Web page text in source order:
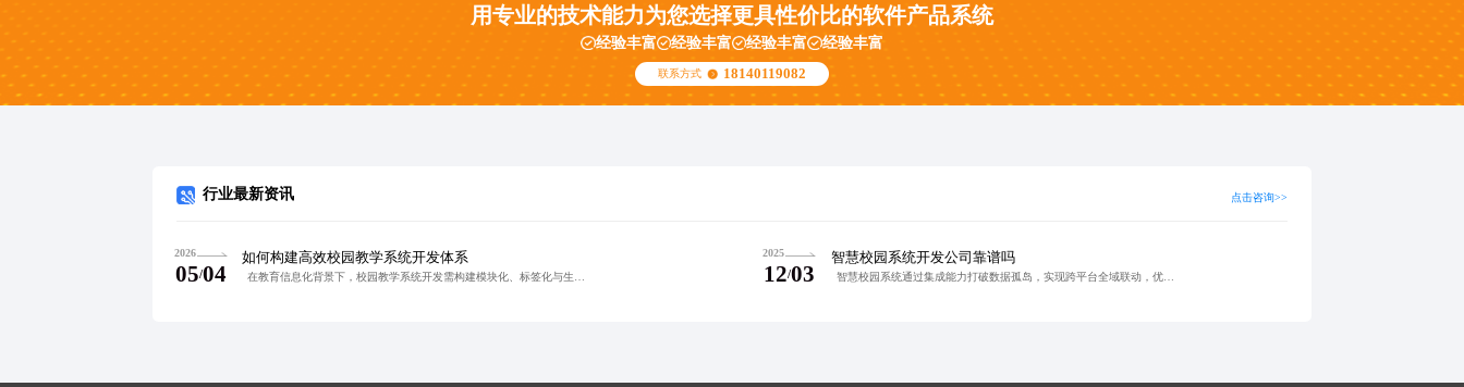
用专业的技术能力为您选择更具性价比的软件产品系统
经验丰富 经验丰富 经验丰富 经验丰富
联系方式 18140119082
行业最新资讯 点击咨询>>
2026
05/04
如何构建高效校园教学系统开发体系 2025
12/03
智慧校园系统开发公司靠谱吗
智慧校园系统通过集成能力打破数据孤岛，实现跨平台全域联动，优化用户体验并支持多终端接入。采用分阶段实施与微服务架构，提升系统灵活性与可扩展性，助力学校管理效率提升30%以上，为智慧校园系统开发公司提供